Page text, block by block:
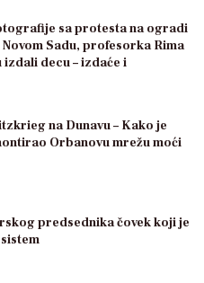
sa protesta na ogradi
Sadu, profesorka Rima
izdali decu – izdaće i
na Dunavu – Kako je
Orbanovu mrežu moći
predsednika čovek koji je